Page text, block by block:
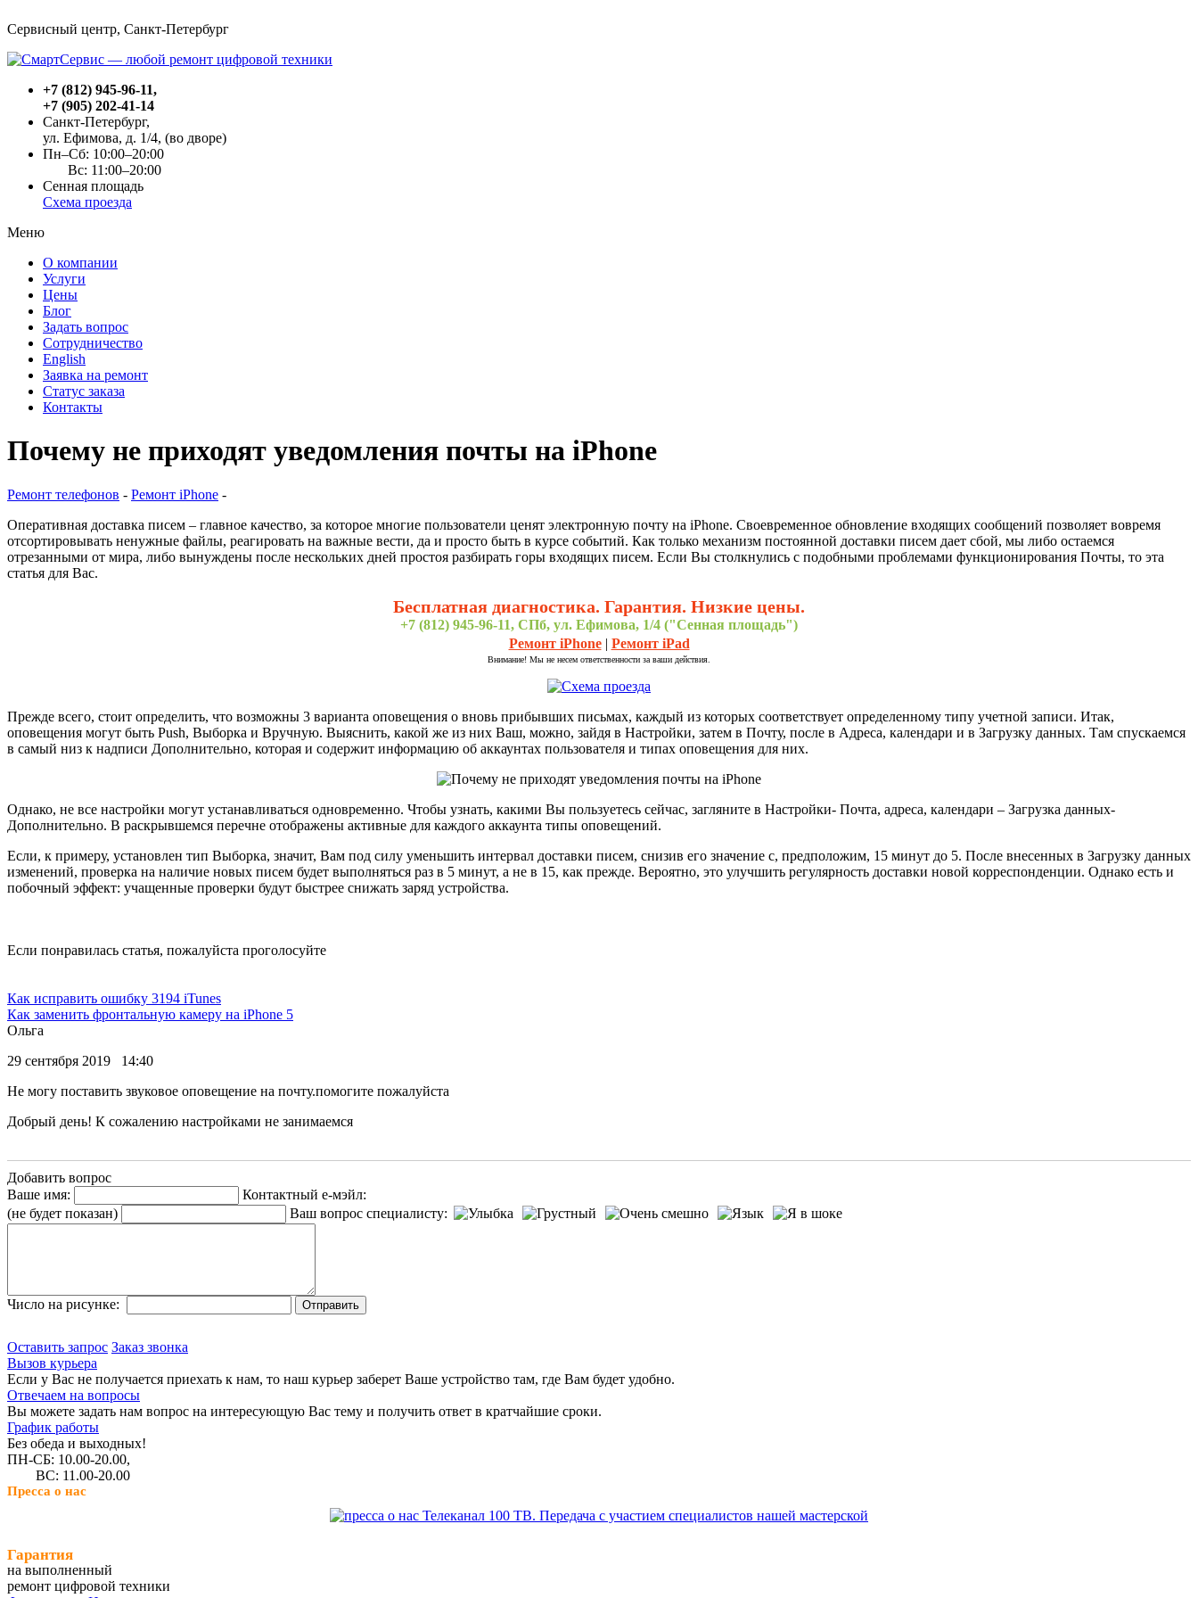
Сервисный центр, Cанкт-Петербург
+7 (812) 945-96-11,
+7 (905) 202-41-14
Санкт-Петербург,
ул. Ефимова, д. 1/4, (во дворе)
Пн–Сб: 10:00–20:00
Вс: 11:00–20:00
Сенная площадь
Схема проезда
Меню
О компании
Услуги
Цены
Блог
Задать вопрос
Сотрудничество
English
Заявка на ремонт
Статус заказа
Контакты
Почему не приходят уведомления почты на iPhone
Ремонт телефонов - Ремонт iPhone -
Оперативная доставка писем – главное качество, за которое многие пользователи ценят электронную почту на iPhone. Своевременное обновление входящих сообщений позволяет вовремя
отсортировывать ненужные файлы, реагировать на важные вести, да и просто быть в курсе событий. Как только механизм постоянной доставки писем дает сбой, мы либо остаемся
отрезанными от мира, либо вынуждены после нескольких дней простоя разбирать горы входящих писем. Если Вы столкнулись с подобными проблемами функционирования Почты, то эта
статья для Вас.
Бесплатная диагностика. Гарантия. Низкие цены.
+7 (812) 945-96-11, СПб, ул. Ефимова, 1/4 ("Сенная площадь")
Ремонт iPhone| Ремонт iPad
Внимание! Мы не несем ответственности за ваши действия.
Прежде всего, стоит определить, что возможны 3 варианта оповещения о вновь прибывших письмах, каждый из которых соответствует определенному типу учетной записи. Итак,
оповещения могут быть Push, Выборка и Вручную. Выяснить, какой же из них Ваш, можно, зайдя в Настройки, затем в Почту, после в Адреса, календари и в Загрузку данных. Там спускаемся
в самый низ к надписи Дополнительно, которая и содержит информацию об аккаунтах пользователя и типах оповещения для них.
Однако, не все настройки могут устанавливаться одновременно. Чтобы узнать, какими Вы пользуетесь сейчас, загляните в Настройки- Почта, адреса, календари – Загрузка данных-
Дополнительно. В раскрывшемся перечне отображены активные для каждого аккаунта типы оповещений.
Если, к примеру, установлен тип Выборка, значит, Вам под силу уменьшить интервал доставки писем, снизив его значение с, предположим, 15 минут до 5. После внесенных в Загрузку данных
изменений, проверка на наличие новых писем будет выполняться раз в 5 минут, а не в 15, как прежде. Вероятно, это улучшить регулярность доставки новой корреспонденции. Однако есть и
побочный эффект: учащенные проверки будут быстрее снижать заряд устройства.
Если понравилась статья, пожалуйста проголосуйте
Как исправить ошибку 3194 iTunes
Как заменить фронтальную камеру на iPhone 5
Ольга
29 сентября 2019 14:40
Не могу поставить звуковое оповещение на почту.помогите пожалуйста
Добрый день! К сожалению настройками не занимаемся
Добавить вопрос
Ваше имя:
Контактный е-мэйл:
(не будет показан)
Ваш вопрос специалисту:
Число на рисунке:
Оставить запрос Заказ звонка
Вызов курьера
Если у Вас не получается приехать к нам, то наш курьер заберет Ваше устройство там, где Вам будет удобно.
Отвечаем на вопросы
Вы можете задать нам вопрос на интересующую Вас тему и получить ответ в кратчайшие сроки.
График работы
Без обеда и выходных!
ПН-СБ: 10.00-20.00,
ВС: 11.00-20.00
Пресса о нас
Телеканал 100 ТВ. Передача с участием специалистов нашей мастерской
Гарантия
на выполненный
ремонт цифровой техники